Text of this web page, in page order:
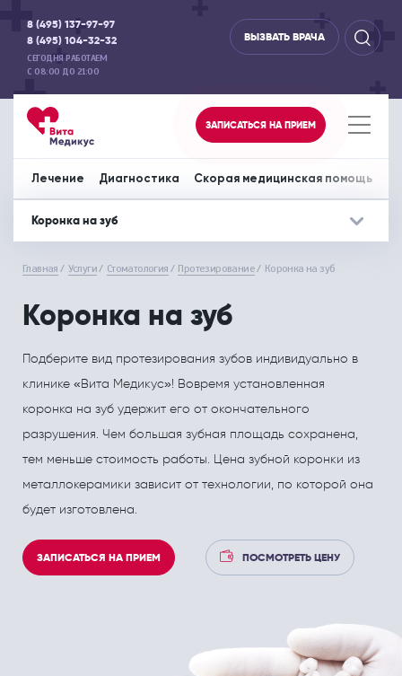
8 (495) 137-97-97
8 (495) 104-32-32
СЕГОДНЯ РАБОТАЕМ
С 08:00 ДО 21:00
ВЫЗВАТЬ ВРАЧА
ЗАПИСАТЬСЯ НА ПРИЕМ
Лечение
Аллергология и иммунология
Гастроэнтерология
Кардиология
Кинезитерапия (ЛФК)
Колопроктология
Лечебный массаж
Мануальная терапия
Отоларингология
Педиатрия
Рефлекторная терапия (рефлексотерапия)
Травматология и ортопедия
Урология и андрология
Физиотерапия
ЦЕНЫ НА УСЛУГИ
ПОЛЕЗНЫЕ СТАТЬИ
Диагностика
ПОЛЕЗНЫЕ СТАТЬИ
Скорая медицинская помощь
Главная Услуги Стоматология Протезирование Коронка на зуб
Коронка на зуб
Подберите вид протезирования зубов индивидуально в
клинике «Вита Медикус»! Вовремя установленная
коронка на зуб удержит его от окончательного
разрушения. Чем большая зубная площадь сохранена,
тем меньше стоимость работы. Цена зубной коронки из
металлокерамики зависит от технологии, по которой она
будет изготовлена.
ЗАПИСАТЬСЯ НА ПРИЕМ ПОСМОТРЕТЬ ЦЕНУ
Коронка на зуб